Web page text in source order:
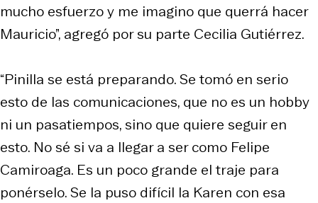
mucho esfuerzo y me imagino que querrá hacer
Mauricio”, agregó por su parte Cecilia Gutiérrez.
“Pinilla se está preparando. Se tomó en serio
esto de las comunicaciones, que no es un hobby
ni un pasatiempos, sino que quiere seguir en
esto. No sé si va a llegar a ser como Felipe
Camiroaga. Es un poco grande el traje para
ponérselo. Se la puso difícil la Karen con esa